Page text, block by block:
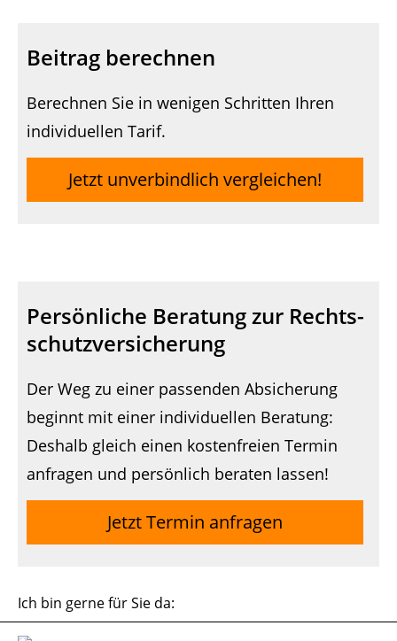
Beitrag berechnen
Berechnen Sie in wenigen Schritten Ihren
individuellen Tarif.
Jetzt unverbindlich vergleichen!
Persönliche Beratung zur Rechts­
schutz­ver­si­che­rung
Der Weg zu einer passenden Absicherung
beginnt mit einer individuellen Beratung:
Deshalb gleich einen kostenfreien Termin
anfragen und persönlich beraten lassen!
Jetzt Termin anfragen
Ich bin gerne für Sie da: